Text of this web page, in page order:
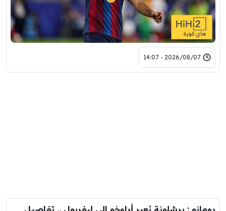
2026/08/07 - 14:07
رومانو : برشلونة يُعير أراوخو الى ليفربول .. تفاصيل